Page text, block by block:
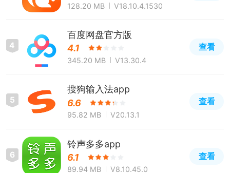
128.20 MB V18.10.4.1530
4
百度网盘官方版
4.1
345.20 MB V13.30.4
查看
5
搜狗输入法app
6.6
95.82 MB V20.13.1
查看
6
铃声多多app
6.1
89.94 MB V8.10.45.0
查看